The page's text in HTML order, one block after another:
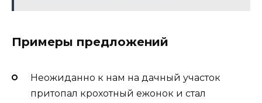
Примеры предложений
Неожиданно к нам на дачный участок
притопал крохотный ежонок и стал